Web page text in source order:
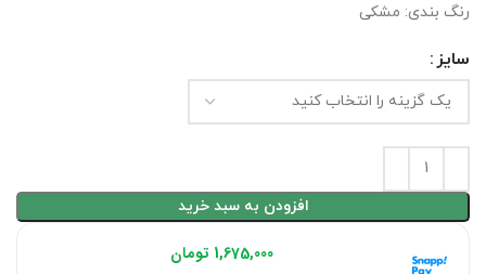
رنگ بندی: مشکی
سایز
افزودن به سبد خرید
1,675,000 تومان